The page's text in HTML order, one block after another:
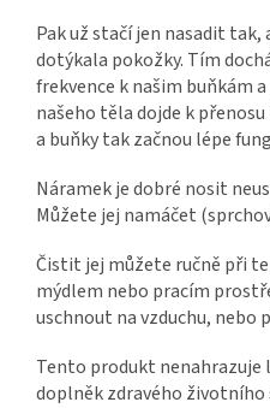
Pak už stačí jen nasadit tak,
dotýkala pokožky. Tím
frekvence k našim buňkám
našeho těla dojde k
a buňky tak začnou lépe
Náramek je dobré nosit
Můžete jej namáčet
Čistit jej můžete ručně při
mýdlem nebo pracím
uschnout na vzduchu, nebo
Tento produkt nenahrazuje
doplněk zdravého životního